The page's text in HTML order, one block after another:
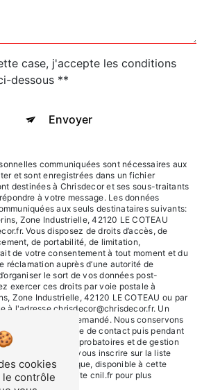
case, j'accepte les conditions
dessous **
Envoyer
communiquées sont nécessaires aux
et sont enregistrées dans un fichier
destinées à Chrisdecor et ses sous-traitants
à votre message. Les données
aux seuls destinataires suivants:
Zone Industrielle, 42120 LE COTEAU
Vous disposez de droits d’accès, de
de portabilité, de limitation,
de votre consentement à tout moment et du
réclamation auprès d’une autorité de
le sort de vos données post-
exercer ces droits par voie postale à
Zone Industrielle, 42120 LE COTEAU ou par
à l'adresse chrisdecor@chrisdecor.fr. Un
pourra vous être demandé. Nous conservons
la période de prise de contact puis pendant
légale aux fins probatoires et de gestion
avez le droit de vous inscrire sur la liste
téléphonique, disponible à cette
. Consultez le site cnil.fr pour plus
droits.
cookies
le contrôle